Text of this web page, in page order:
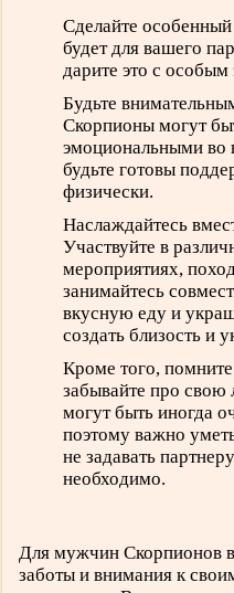
Сделайте
будет для вашего
дарите это с
Будьте
Скорпионы могут
эмоциональными во
будьте готовы
физически.
Наслаждайтесь
Участвуйте в
мероприятиях,
занимайтесь
вкусную еду и
создать близость и
Кроме того,
забывайте про
могут быть иногда
поэтому важно
не задавать
необходимо.
Для мужчин Скорпионов
заботы и внимания к